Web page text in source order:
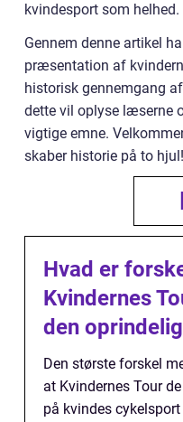
kvindesport som helhed.
Gennem denne artikel
præsentation af
historisk gennemgang
dette vil oplyse læserne
vigtige emne.
skaber historie på to hjul!
Hvad er
Kvindernes
den
Den største forskel
at Kvindernes Tour
på kvindes